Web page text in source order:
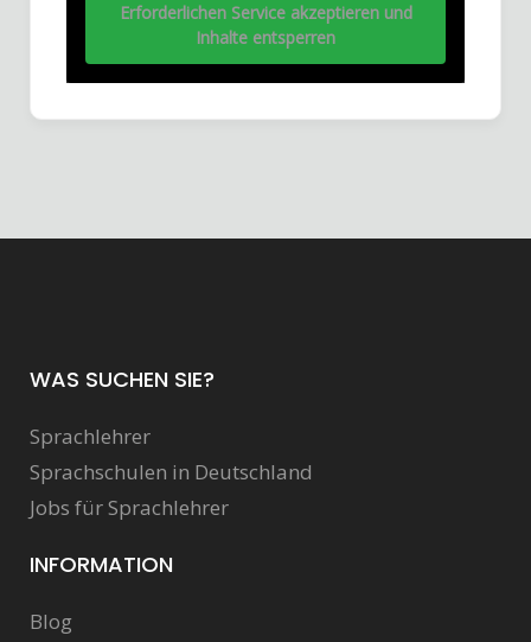
Erforderlichen Service akzeptieren und
Inhalte entsperren
WAS SUCHEN SIE?
Sprachlehrer
Sprachschulen in Deutschland
Jobs für Sprachlehrer
INFORMATION
Blog